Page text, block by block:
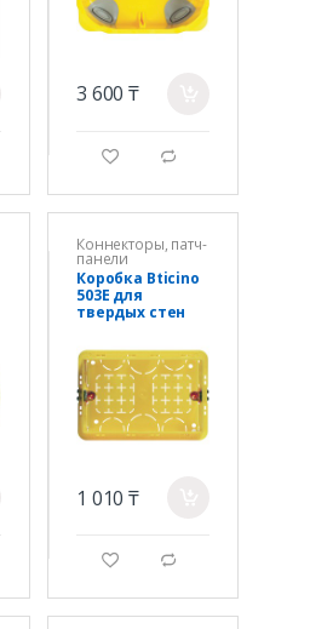
3 600 ₸
g d
Коннекторы, патч-
панели
Коробка Bticino
503E для
твердых стен
1 010 ₸
g d